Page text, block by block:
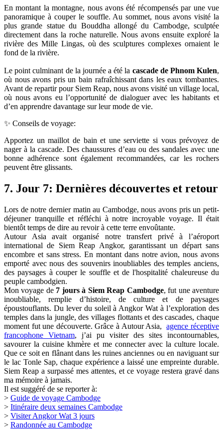
En montant la montagne, nous avons été récompensés par une vue
panoramique à couper le souffle. Au sommet, nous avons visité la
plus grande statue du Bouddha allongé du Cambodge, sculptée
directement dans la roche naturelle. Nous avons ensuite exploré la
rivière des Mille Lingas, où des sculptures complexes ornaient le
fond de la rivière.
Le point culminant de la journée a été la cascade de Phnom Kulen,
où nous avons pris un bain rafraîchissant dans les eaux tombantes.
Avant de repartir pour Siem Reap, nous avons visité un village local,
où nous avons eu l’opportunité de dialoguer avec les habitants et
d’en apprendre davantage sur leur mode de vie.
✨ Conseils de voyage:
Apportez un maillot de bain et une serviette si vous prévoyez de
nager à la cascade. Des chaussures d’eau ou des sandales avec une
bonne adhérence sont également recommandées, car les rochers
peuvent être glissants.
7. Jour 7: Dernières découvertes et retour
Lors de notre dernier matin au Cambodge, nous avons pris un petit-
déjeuner tranquille et réfléchi à notre incroyable voyage. Il était
bientôt temps de dire au revoir à cette terre envoûtante.
Autour Asia avait organisé notre transfert privé à l’aéroport
international de Siem Reap Angkor, garantissant un départ sans
encombre et sans stress. En montant dans notre avion, nous avons
emporté avec nous des souvenirs inoubliables des temples anciens,
des paysages à couper le souffle et de l'hospitalité chaleureuse du
peuple cambodgien.
Mon voyage de 7 jours à Siem Reap Cambodge, fut une aventure
inoubliable, remplie d’histoire, de culture et de paysages
époustouflants. Du lever du soleil à Angkor Wat à l’exploration des
temples dans la jungle, des villages flottants et des cascades, chaque
moment fut une découverte. Grâce à Autour Asia,agence réceptive
francophone Vietnam, j’ai pu visiter des sites incontournables,
savourer la cuisine khmère et me connecter avec la culture locale.
Que ce soit en flânant dans les ruines anciennes ou en naviguant sur
le lac Tonle Sap, chaque expérience a laissé une empreinte durable.
Siem Reap a surpassé mes attentes, et ce voyage restera gravé dans
ma mémoire à jamais.
Il est suggéré de se reporter à:
> Guide de voyage Cambodge
> Itinéraire deux semaines Cambodge
> Visiter Angkor Wat 3 jours
> Randonnée au Cambodge